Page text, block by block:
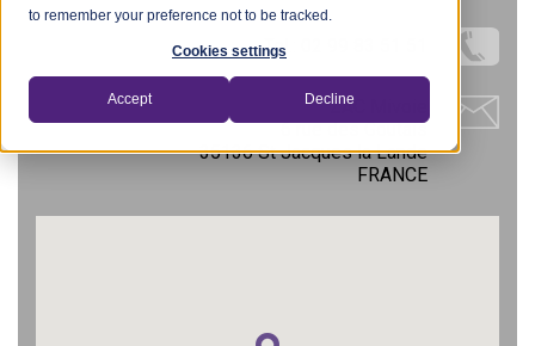
to remember your preference not to be tracked.
Cookies settings
Accept Decline
Tel.: 02 99 83 51 51
ZAC Mivoie
6 rue des Goutais
35136 St Jacques la Lande
FRANCE